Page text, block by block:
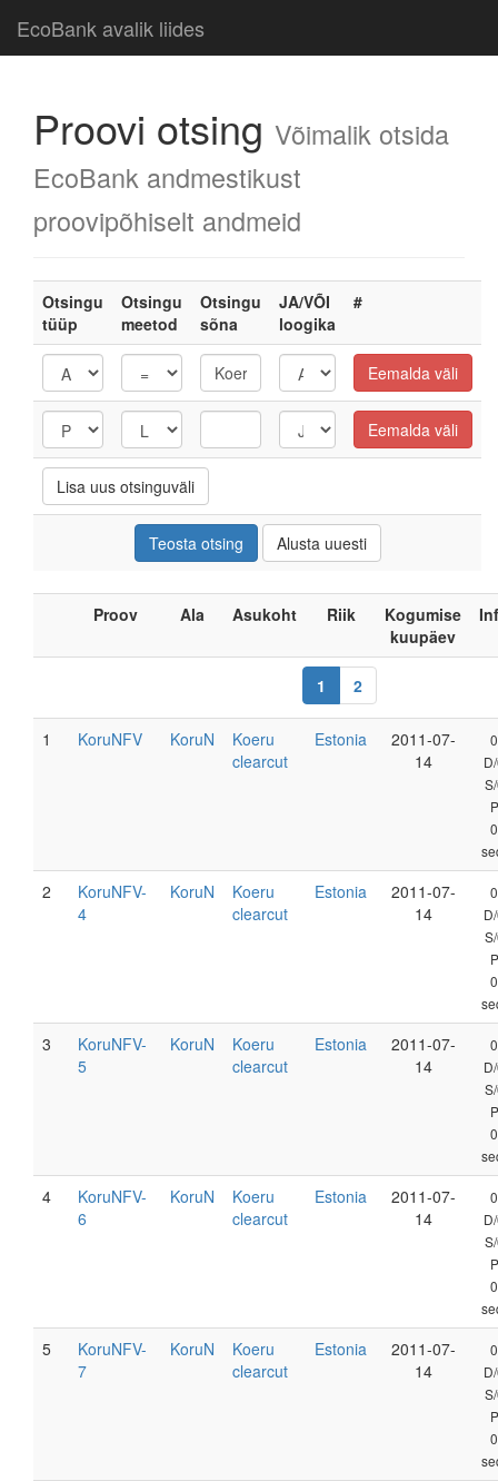
EcoBank avalik liides
Proovi otsing Võimalik otsida
EcoBank andmestikust
proovipõhiselt andmeid
Otsingu
tüüp
Otsingu
meetod
Otsingu
sõna
JA/VÕI
loogika
#
Proov Ala Asukoht Riik
Kogumise
kuupäev
1 2
1 KoruNFV KoruN
Koeru
clearcut
Estonia
2011-07-
14
0
P
0
2
KoruNFV-
4
KoruN
Koeru
clearcut
Estonia
2011-07-
14
0
P
0
3
KoruNFV-
5
KoruN
Koeru
clearcut
Estonia
2011-07-
14
0
P
0
4
KoruNFV-
6
KoruN
Koeru
clearcut
Estonia
2011-07-
14
0
P
0
5
KoruNFV-
7
KoruN
Koeru
clearcut
Estonia
2011-07-
14
0
P
0